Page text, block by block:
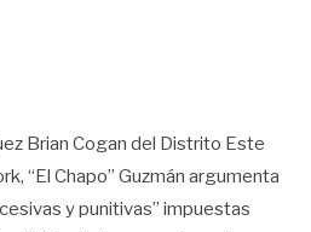
Brian Cogan del Distrito Este
“El Chapo” Guzmán argumenta
y punitivas” impuestas